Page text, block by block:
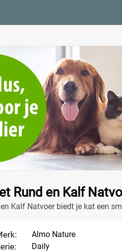
Rund en Kalf
Kalf Natvoer biedt je kat een
Almo Nature
Daily